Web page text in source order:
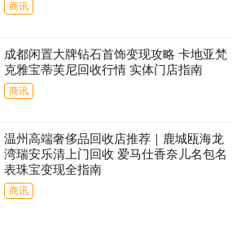
商讯
成都闲置大牌钻石首饰变现攻略 卡地亚梵
克雅宝蒂芙尼回收行情 实体门店指南
商讯
温州高端奢侈品回收店推荐｜鹿城瓯海龙
湾瑞安乐清上门回收 爱马仕香奈儿名包名
表珠宝变现全指南
商讯